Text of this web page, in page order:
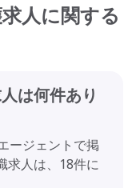
人に関する
は何件あり
ージェントで掲
求人は、18件に